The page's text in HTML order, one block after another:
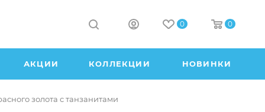
0 0
АКЦИИ КОЛЛЕКЦИИ НОВИНКИ
золота с танзанитами